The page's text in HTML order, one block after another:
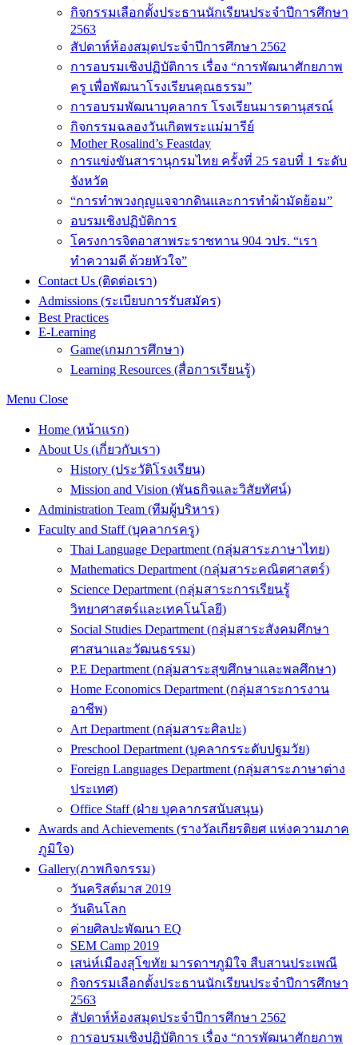
กิจกรรมเลือกตั้งประธานนักเรียนประจำปีการศึกษา
2563
สัปดาห์ห้องสมุดประจำปีการศึกษา 2562
การอบรมเชิงปฏิบัติการ เรื่อง “การพัฒนาศักยภาพ
ครู เพื่อพัฒนาโรงเรียนคุณธรรม”
การอบรมพัฒนาบุคลากร โรงเรียนมารดานุสรณ์
กิจกรรมฉลองวันเกิดพระแม่มารีย์
Mother Rosalind’s Feastday
การแข่งขันสารานุกรมไทย ครั้งที่ 25 รอบที่ 1 ระดับ
จังหวัด
“การทำพวงกุญแจจากดินและการทำผ้ามัดย้อม”
อบรมเชิงปฏิบัติการ
โครงการจิตอาสาพระราชทาน 904 วปร. “เรา
ทำความดี ด้วยหัวใจ”
Contact Us (ติดต่อเรา)
Admissions (ระเบียบการรับสมัคร)
Best Practices
E-Learning
Game(เกมการศึกษา)
Learning Resources (สื่อการเรียนรู้)
Menu Close
Home (หน้าแรก)
About Us (เกี่ยวกับเรา)
History (ประวัติโรงเรียน)
Mission and Vision (พันธกิจและวิสัยทัศน์)
Administration Team (ทีมผู้บริหาร)
Faculty and Staff (บุคลากรครู)
Thai Language Department (กลุ่มสาระภาษาไทย)
Mathematics Department (กลุ่มสาระคณิตศาสตร์)
Science Department (กลุ่มสาระการเรียนรู้
วิทยาศาสตร์และเทคโนโลยี)
Social Studies Department (กลุ่มสาระสังคมศึกษา
ศาสนาและวัฒนธรรม)
P.E Department (กลุ่มสาระสุขศึกษาและพลศึกษา)
Home Economics Department (กลุ่มสาระการงาน
อาชีพ)
Art Department (กลุ่มสาระศิลปะ)
Preschool Department (บุคลากรระดับปฐมวัย)
Foreign Languages Department (กลุ่มสาระภาษาต่าง
ประเทศ)
Office Staff (ฝ่าย บุคลากรสนับสนุน)
Awards and Achievements (รางวัลเกียรติยศ แห่งความภาค
ภูมิใจ)
Gallery(ภาพกิจกรรม)
วันคริสต์มาส 2019
วันดินโลก
ค่ายศิลปะพัฒนา EQ
SEM Camp 2019
เสน่ห์เมืองสุโขทัย มารดาฯภูมิใจ สืบสานประเพณี
กิจกรรมเลือกตั้งประธานนักเรียนประจำปีการศึกษา
2563
สัปดาห์ห้องสมุดประจำปีการศึกษา 2562
การอบรมเชิงปฏิบัติการ เรื่อง “การพัฒนาศักยภาพ